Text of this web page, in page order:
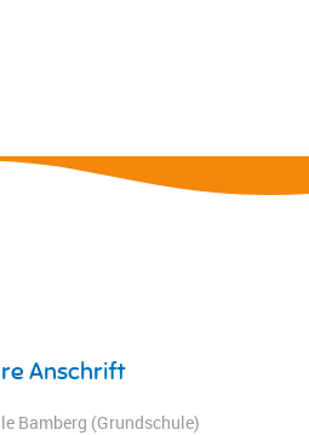
Anschrift
Bamberg (Grundschule)